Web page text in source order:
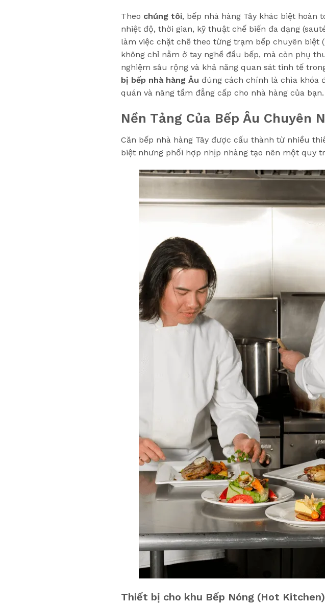
Theo chúng tôi, bếp nhà hàng Tây khác biệt hoàn
nhiệt độ, thời gian, kỹ thuật chế biến đa dạng
làm việc chặt chẽ theo từng trạm bếp chuyên biệt
không chỉ nằm ở tay nghề đầu bếp, mà còn phụ
nghiệm sâu rộng và khả năng quan sát tinh tế
bị bếp nhà hàng Âu đúng cách chính là chìa khóa
quán và nâng tầm đẳng cấp cho nhà hàng của bạn.
Nền Tảng Của Bếp Âu Chuyên
Căn bếp nhà hàng Tây được cấu thành từ nhiều
biệt nhưng phối hợp nhịp nhàng tạo nên một quy
Thiết bị cho khu Bếp Nóng (Hot